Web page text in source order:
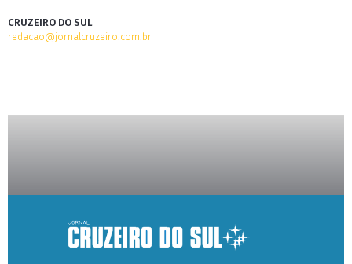
CRUZEIRO DO SUL
redacao@jornalcruzeiro.com.br